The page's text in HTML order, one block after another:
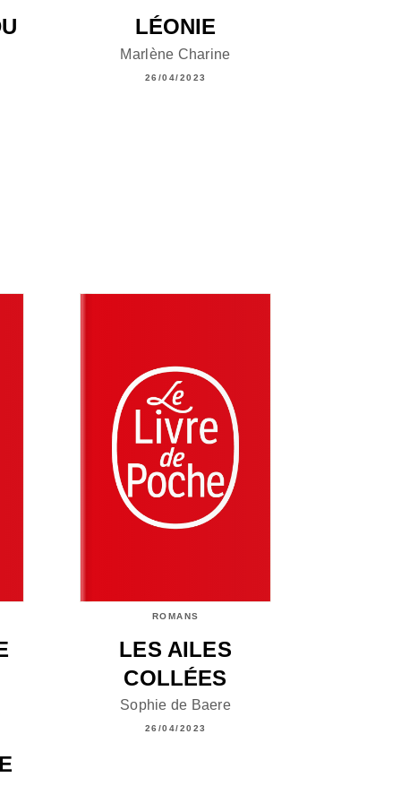
LÉONIE
Marlène Charine
26/04/2023
ROMANS
LES AILES
COLLÉES
Sophie de Baere
26/04/2023